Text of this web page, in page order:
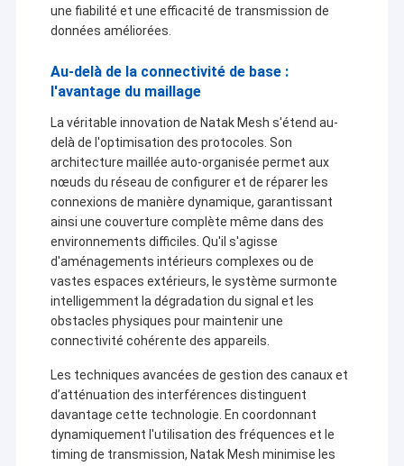
une fiabilité et une efficacité de transmission de
données améliorées.
Au-delà de la connectivité de base :
l'avantage du maillage
La véritable innovation de Natak Mesh s'étend au-
delà de l'optimisation des protocoles. Son
architecture maillée auto-organisée permet aux
nœuds du réseau de configurer et de réparer les
connexions de manière dynamique, garantissant
ainsi une couverture complète même dans des
environnements difficiles. Qu'il s'agisse
d'aménagements intérieurs complexes ou de
vastes espaces extérieurs, le système surmonte
intelligemment la dégradation du signal et les
obstacles physiques pour maintenir une
connectivité cohérente des appareils.
Les techniques avancées de gestion des canaux et
d’atténuation des interférences distinguent
davantage cette technologie. En coordonnant
dynamiquement l'utilisation des fréquences et le
timing de transmission, Natak Mesh minimise les